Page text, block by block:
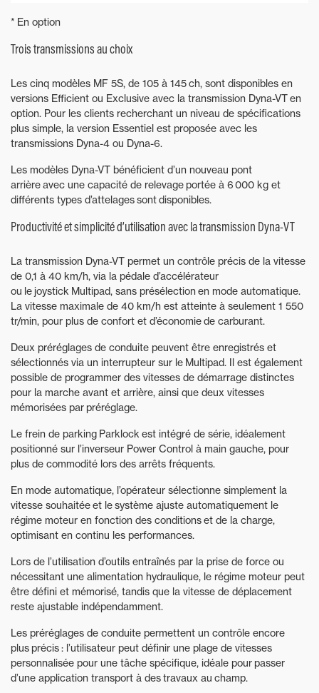
* En option
Trois transmissions au choix
Les cinq modèles MF 5S, de 105 à 145 ch, sont disponibles en
versions Efficient ou Exclusive avec la transmission Dyna-VT en
option. Pour les clients recherchant un niveau de spécifications
plus simple, la version Essentiel est proposée avec les
transmissions Dyna-4 ou Dyna-6.
Les modèles Dyna-VT bénéficient d’un nouveau pont
arrière avec une capacité de relevage portée à 6 000 kg et
différents types d’attelages sont disponibles.
Productivité et simplicité d’utilisation avec la transmission Dyna-VT
La transmission Dyna-VT permet un contrôle précis de la vitesse
de 0,1 à 40 km/h, via la pédale d’accélérateur
ou le joystick Multipad, sans présélection en mode automatique.
La vitesse maximale de 40 km/h est atteinte à seulement 1 550
tr/min, pour plus de confort et d’économie de carburant.
Deux préréglages de conduite peuvent être enregistrés et
sélectionnés via un interrupteur sur le Multipad. Il est également
possible de programmer des vitesses de démarrage distinctes
pour la marche avant et arrière, ainsi que deux vitesses
mémorisées par préréglage.
Le frein de parking Parklock est intégré de série, idéalement
positionné sur l’inverseur Power Control à main gauche, pour
plus de commodité lors des arrêts fréquents.
En mode automatique, l’opérateur sélectionne simplement la
vitesse souhaitée et le système ajuste automatiquement le
régime moteur en fonction des conditions et de la charge,
optimisant en continu les performances.
Lors de l’utilisation d’outils entraînés par la prise de force ou
nécessitant une alimentation hydraulique, le régime moteur peut
être défini et mémorisé, tandis que la vitesse de déplacement
reste ajustable indépendamment.
Les préréglages de conduite permettent un contrôle encore
plus précis : l’utilisateur peut définir une plage de vitesses
personnalisée pour une tâche spécifique, idéale pour passer
d’une application transport à des travaux au champ.